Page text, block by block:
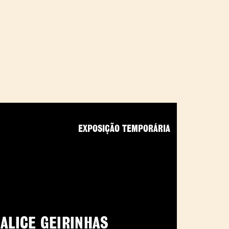
ALICE GEIRINHAS
EXPOSIÇÃO TEMPORÁRIA